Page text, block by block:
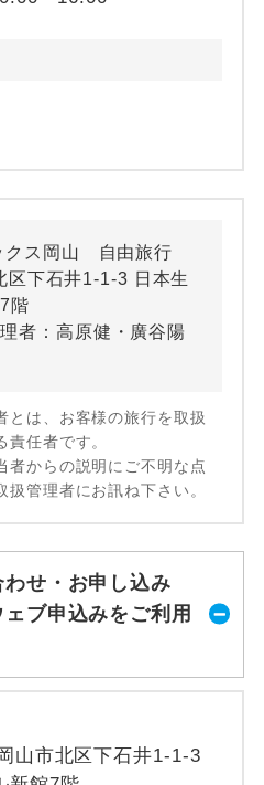
クス岡山 自由旅行
下石井1-1-3 日本生
階
者：高原健・廣谷陽
は、お客様の旅行を取扱
任者です。
者からの説明にご不明な点
管理者にお訊ね下さい。
せ・お申し込み
ェブ申込みをご利用
山市北区下石井1-1-3